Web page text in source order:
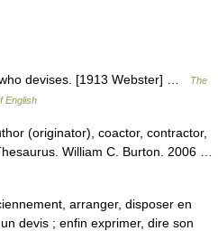
devises. [1913 Webster] …
The
English
(originator), coactor, contractor,
William C. Burton. 2006 …
arranger, disposer en
devis ; enfin exprimer, dire son